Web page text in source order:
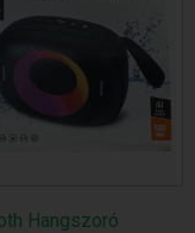
Hangszoró